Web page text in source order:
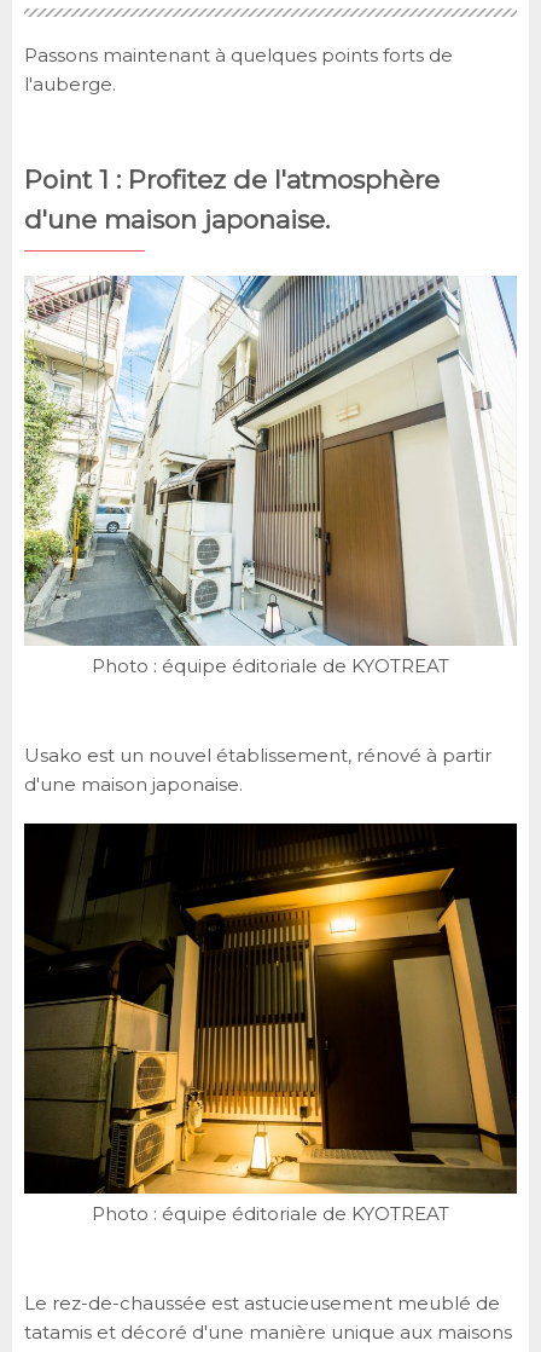
Passons maintenant à quelques points forts de
l'auberge.
Point 1 : Profitez de l'atmosphère
d'une maison japonaise.
Photo : équipe éditoriale de KYOTREAT
Usako est un nouvel établissement, rénové à partir
d'une maison japonaise.
Photo : équipe éditoriale de KYOTREAT
Le rez-de-chaussée est astucieusement meublé de
tatamis et décoré d'une manière unique aux maisons